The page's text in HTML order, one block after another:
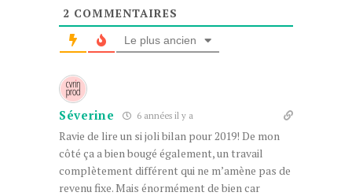
2 COMMENTAIRES
Le plus ancien
Séverine 6 années il y a
Ravie de lire un si joli bilan pour 2019! De mon
côté ça a bien bougé également, un travail
complètement différent qui ne m’amène pas de
revenu fixe. Mais énormément de bien car